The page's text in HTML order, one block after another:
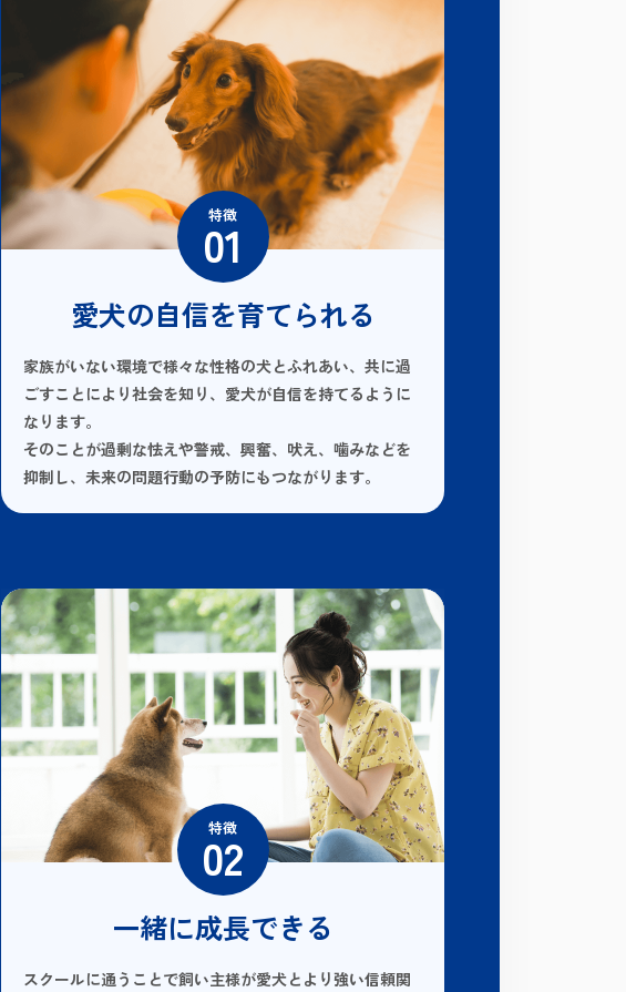
特徴
01
愛犬の自信を育てられる
家族がいない環境で様々な性格の犬とふれあい、共に過
ごすことにより社会を知り、愛犬が自信を持てるように
なります。
そのことが過剰な怯えや警戒、興奮、吠え、噛みなどを
抑制し、未来の問題行動の予防にもつながります。
特徴
02
一緒に成長できる
スクールに通うことで飼い主様が愛犬とより強い信頼関